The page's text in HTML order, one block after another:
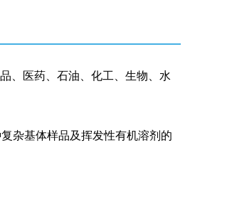
、医药、石油、化工、生物、水
杂基体样品及挥发性有机溶剂的